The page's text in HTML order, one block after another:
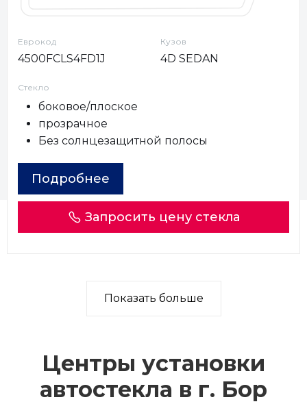
Еврокод
4500FCLS4FD1J
Кузов
4D SEDAN
Стекло
боковое/плоское
прозрачное
Без солнцезащитной полосы
Подробнее
Запросить цену стекла
Показать больше
Центры установки
автостекла в г. Бор